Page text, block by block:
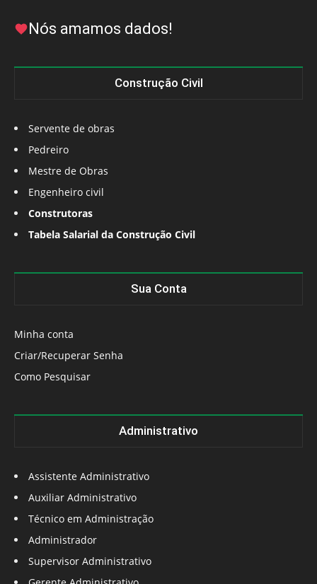
Nós amamos dados!
Construção Civil
Servente de obras
Pedreiro
Mestre de Obras
Engenheiro civil
Construtoras
Tabela Salarial da Construção Civil
Sua Conta
Minha conta
Criar/Recuperar Senha
Como Pesquisar
Administrativo
Assistente Administrativo
Auxiliar Administrativo
Técnico em Administração
Administrador
Supervisor Administrativo